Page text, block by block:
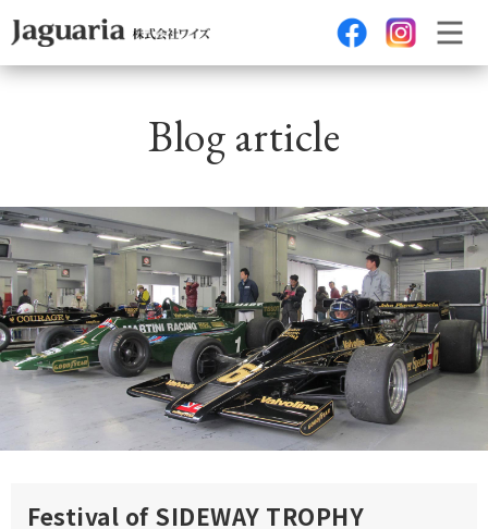
Blog article
Festival of SIDEWAY TROPHY